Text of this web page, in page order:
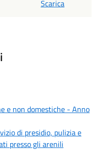
Scarica
e non domestiche - Anno
di presidio, pulizia e
presso gli arenili